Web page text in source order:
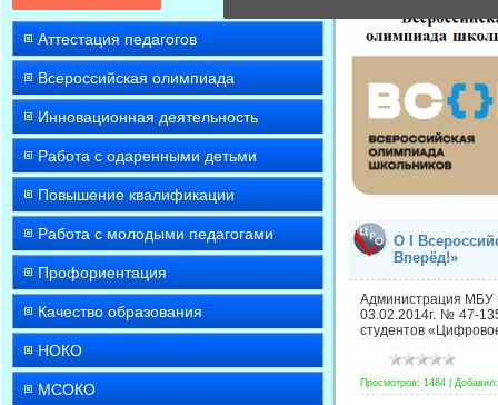
Аттестация педагогов
Всероссийская олимпиада
Инновационная деятельность
Работа с одаренными детьми
Повышение квалификации
Работа с молодыми педагогами
Профориентация
Качество образования
НОКО
МСОКО
О I
Вперёд!»
Администрация МБУ
03.02.2014г. № 47-
студентов
Просмотров: 1484 Добавил: